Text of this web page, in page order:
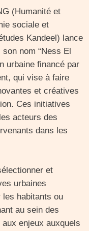
(Humanité et
sociale et
Kandeel) lance
nom “Ness El
urbaine financé par
qui vise à faire
et créatives
Ces initiatives
acteurs des
dans les
et
urbaines
habitants ou
au sein des
enjeux auxquels